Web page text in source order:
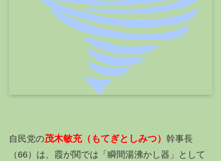
自民党の茂木敏充（もてぎとしみつ） 幹事長
（66）は、霞が関では「瞬間湯沸かし器」として